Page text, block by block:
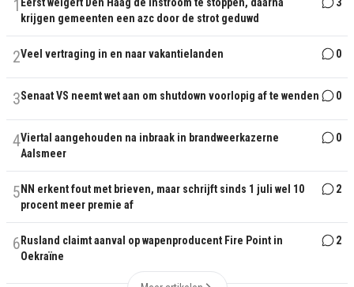
1
krijgen gemeenten een azc door de strot geduwd
2Veel vertraging in en naar vakantielanden 0
3Senaat VS neemt wet aan om shutdown voorlopig af te wenden 0
4Viertal aangehouden na inbraak in brandweerkazerne
Aalsmeer
0
5 NN erkent fout met brieven, maar schrijft sinds 1 juli wel 10
procent meer premie af
2
6 Rusland claimt aanval op wapenproducent Fire Point in
Oekraïne
2